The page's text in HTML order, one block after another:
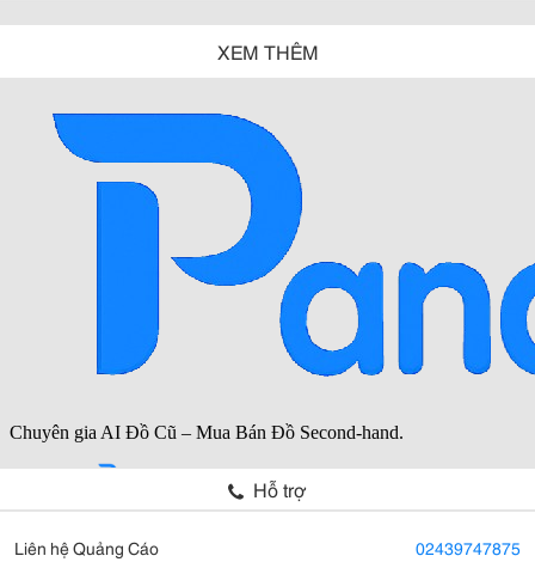
XEM THÊM
Hỗ trợ
Liên hệ Quảng Cáo 02439747875